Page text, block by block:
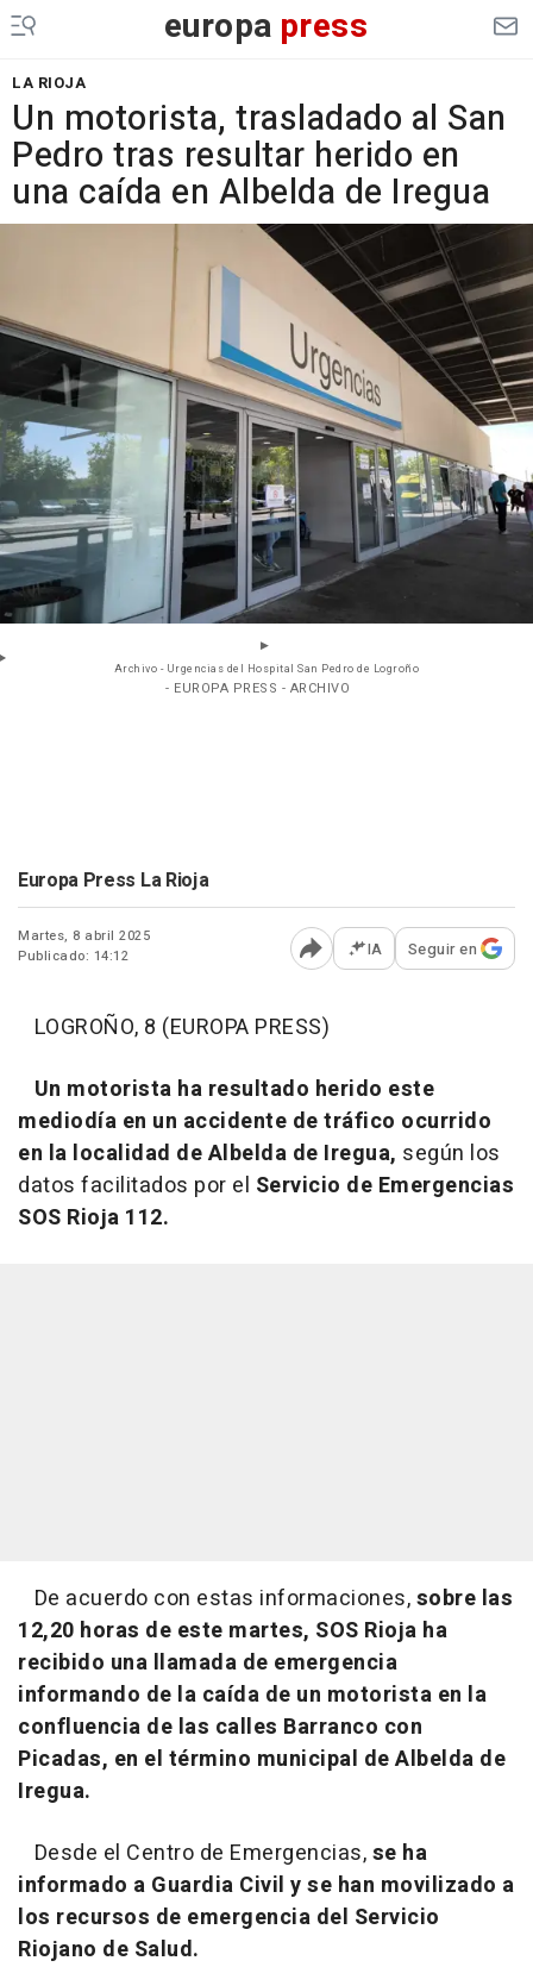
europa press
LA RIOJA
Un motorista, trasladado al San
Pedro tras resultar herido en
una caída en Albelda de Iregua
Archivo - Urgencias del Hospital San Pedro de Logroño
- EUROPA PRESS - ARCHIVO
Europa Press La Rioja
Martes, 8 abril 2025
Publicado: 14:12
Abrir opciones para
IA Seguir en
LOGROÑO, 8 (EUROPA PRESS)
Un motorista ha resultado herido este
mediodía en un accidente de tráfico ocurrido
en la localidad de Albelda de Iregua, según los
datos facilitados por el Servicio de Emergencias
SOS Rioja 112.
De acuerdo con estas informaciones,sobre las
12,20 horas de este martes, SOS Rioja ha
recibido una llamada de emergencia
informando de la caída de un motorista en la
confluencia de las calles Barranco con
Picadas, en el término municipal de Albelda de
Iregua.
Desde el Centro de Emergencias,se ha
informado a Guardia Civil y se han movilizado a
los recursos de emergencia del Servicio
Riojano de Salud.